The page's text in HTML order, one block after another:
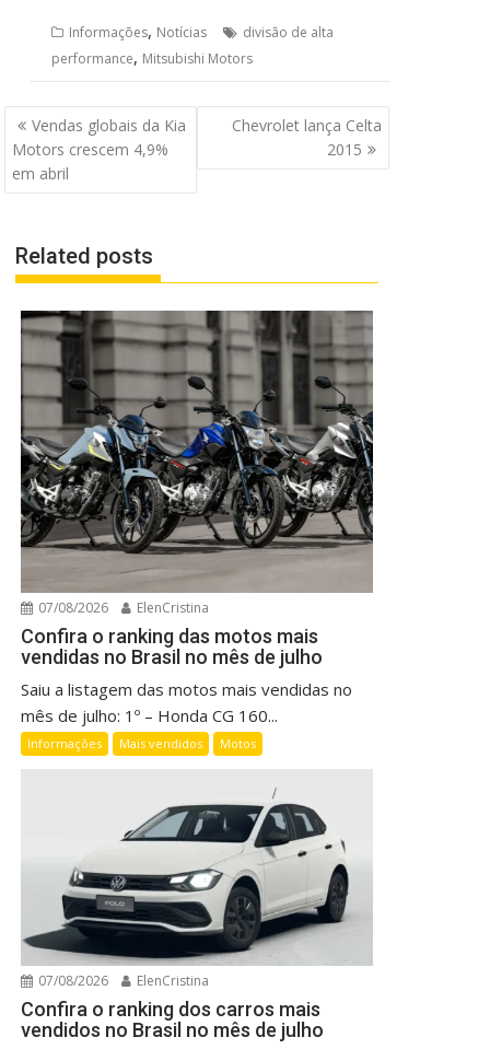
Informações, Notícias
divisão de alta
performance, Mitsubishi Motors
Navegação
de
Post
Vendas globais da Kia
Motors crescem 4,9%
em abril
Chevrolet lança Celta
2015
Related posts
07/08/2026 ElenCristina
Confira o ranking das motos mais
vendidas no Brasil no mês de julho
Saiu a listagem das motos mais vendidas no
mês de julho: 1º – Honda CG 160...
Informações Mais vendidos Motos
07/08/2026 ElenCristina
Confira o ranking dos carros mais
vendidos no Brasil no mês de julho